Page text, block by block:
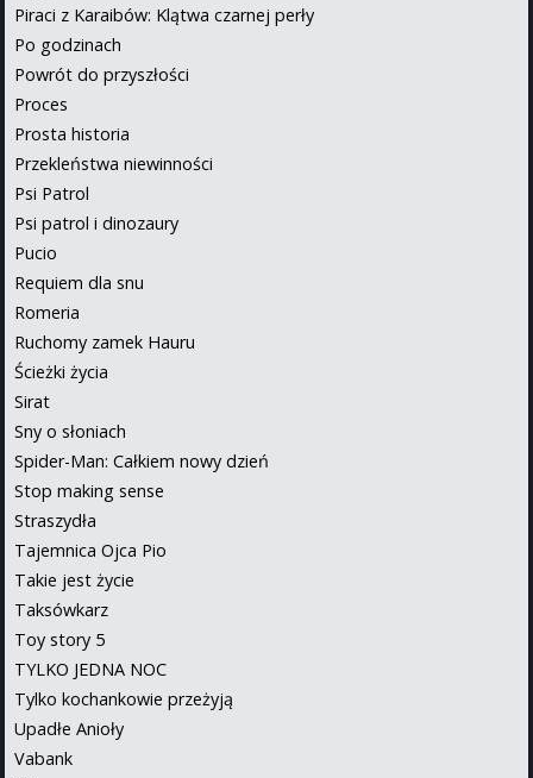
Piraci z Karaibów: Klątwa czarnej perły
Po godzinach
Powrót do przyszłości
Proces
Prosta historia
Przekleństwa niewinności
Psi Patrol
Psi patrol i dinozaury
Pucio
Requiem dla snu
Romeria
Ruchomy zamek Hauru
Ścieżki życia
Sirat
Sny o słoniach
Spider-Man: Całkiem nowy dzień
Stop making sense
Straszydła
Tajemnica Ojca Pio
Takie jest życie
Taksówkarz
Toy story 5
TYLKO JEDNA NOC
Tylko kochankowie przeżyją
Upadłe Anioły
Vabank